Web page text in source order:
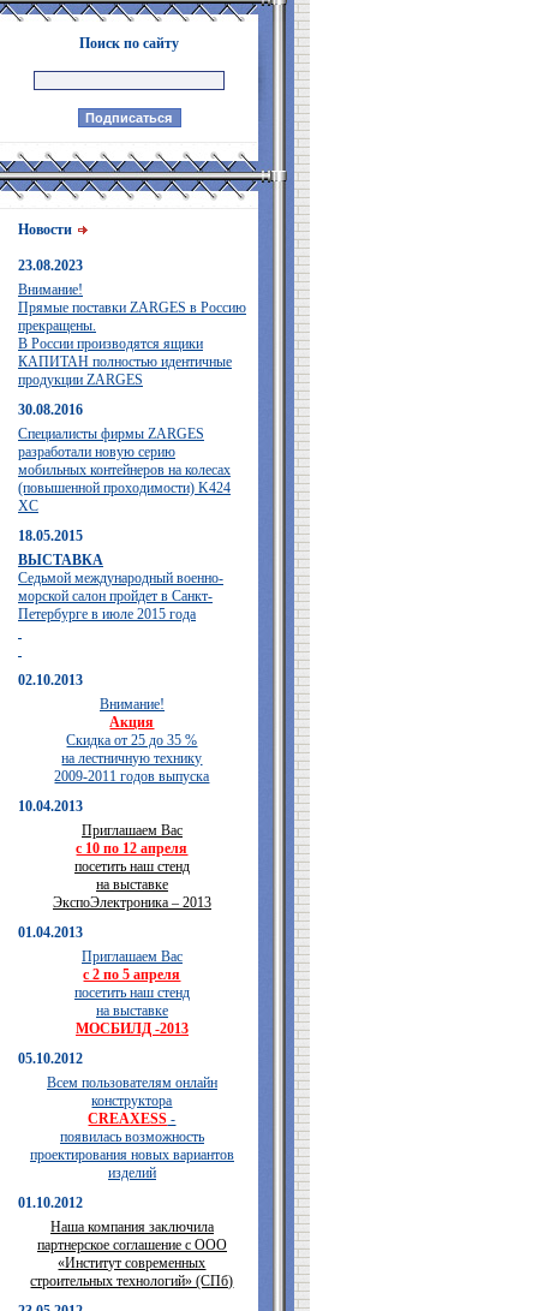
Поиск по сайту
Новости
23.08.2023
Внимание!
Прямые поставки ZARGES в Россию
прекращены.
В России производятся ящики
КАПИТАН полностью идентичные
продукции ZARGES
30.08.2016
Специалисты фирмы ZARGES
разработали новую серию
мобильных контейнеров на колесах
(повышенной проходимости) K424
XC
18.05.2015
ВЫСТАВКА
Седьмой международный военно-
морской салон пройдет в Санкт-
Петербурге в июле 2015 года
02.10.2013
Внимание!
Акция
Скидка от 25 до 35 %
на лестничную технику
2009-2011 годов выпуска
10.04.2013
Приглашаем Вас
с 10 по 12 апреля
посетить наш стенд
на выставке
ЭкспоЭлектроника – 2013
01.04.2013
Приглашаем Вас
с 2 по 5 апреля
посетить наш стенд
на выставке
МОСБИЛД -2013
05.10.2012
Всем пользователям онлайн
конструктора
CREAXESS -
появилась возможность
проектирования новых вариантов
изделий
01.10.2012
Наша компания заключила
партнерское соглашение с ООО
«Институт современных
строительных технологий» (СПб)